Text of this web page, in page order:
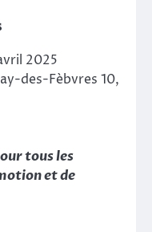
2025
des-Fèbvres 10,
tous les
et de